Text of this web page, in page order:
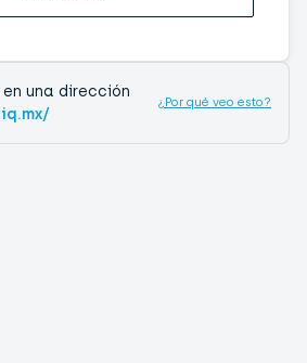
una dirección
¿Por qué veo esto?